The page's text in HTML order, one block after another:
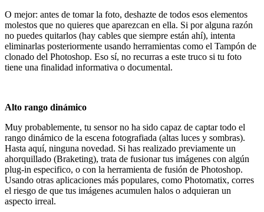
O mejor: antes de tomar la foto, deshazte de todos esos elementos
molestos que no quieres que aparezcan en ella. Si por alguna razón
no puedes quitarlos (hay cables que siempre están ahí), intenta
eliminarlas posteriormente usando herramientas como el Tampón de
clonado del Photoshop. Eso sí, no recurras a este truco si tu foto
tiene una finalidad informativa o documental.
Alto rango dinámico
Muy probablemente, tu sensor no ha sido capaz de captar todo el
rango dinámico de la escena fotografiada (altas luces y sombras).
Hasta aquí, ninguna novedad. Si has realizado previamente un
ahorquillado (Braketing), trata de fusionar tus imágenes con algún
plug-in especifico, o con la herramienta de fusión de Photoshop.
Usando otras aplicaciones más populares, como Photomatix, corres
el riesgo de que tus imágenes acumulen halos o adquieran un
aspecto irreal.